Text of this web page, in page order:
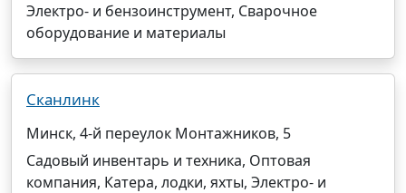
Электро- и бензоинструмент, Сварочное
оборудование и материалы
Сканлинк
Минск, 4-й переулок Монтажников, 5
Садовый инвентарь и техника, Оптовая
компания, Катера, лодки, яхты, Электро- и